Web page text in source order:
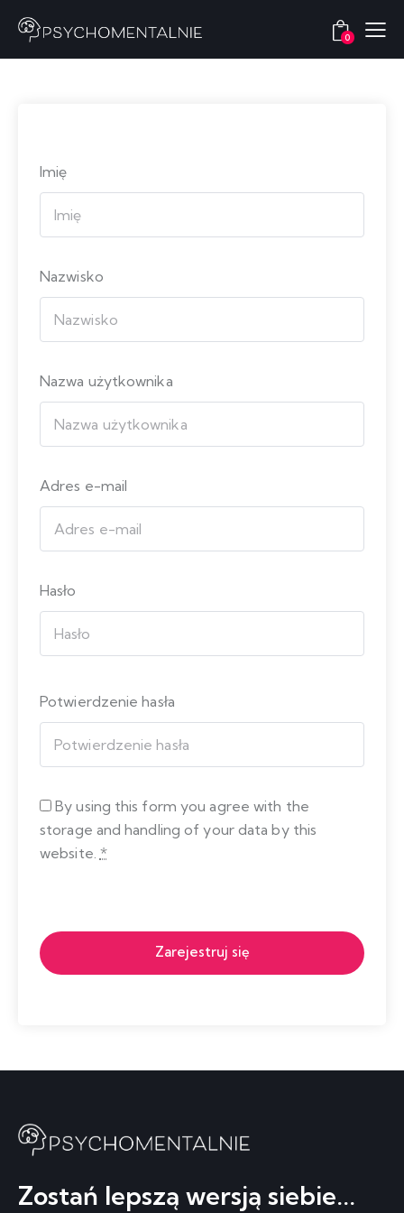
0
Imię
Nazwisko
Nazwa użytkownika
Adres e-mail
Hasło
Potwierdzenie hasła
By using this form you agree with the
storage and handling of your data by this
website. *
Zarejestruj się
Zostań lepszą wersją siebie...